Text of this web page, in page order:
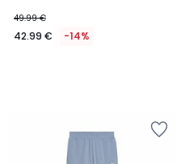
49.99 €
42.99 € -14%